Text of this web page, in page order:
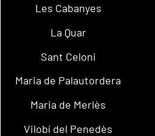
Les Cabanyes
La Quar
Sant Celoni
Maria de Palautordera
Maria de Merlès
Vilobí del Penedès